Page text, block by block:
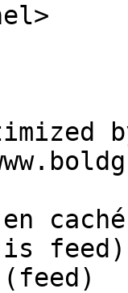
en
is